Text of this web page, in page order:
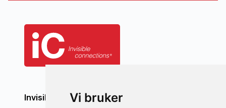
Vi bruker
Invisible Connections AS